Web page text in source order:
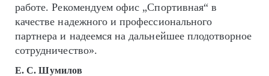
работе. Рекомендуем офис „Спортивная“ в
качестве надежного и профессионального
партнера и надеемся на дальнейшее плодотворное
сотрудничество».
Е. С. Шумилов